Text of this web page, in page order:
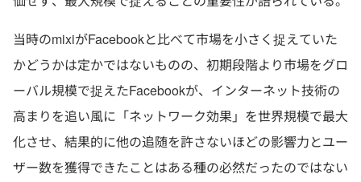
当時のmixiがFacebookと比べて市場を小さく捉えていた
かどうかは定かではないものの、初期段階より市場をグロ
ーバル規模で捉えたFacebookが、インターネット技術の
高まりを追い風に「ネットワーク効果」を世界規模で最大
化させ、結果的に他の追随を許さないほどの影響力とユー
ザー数を獲得できたことはある種の必然だったのではない